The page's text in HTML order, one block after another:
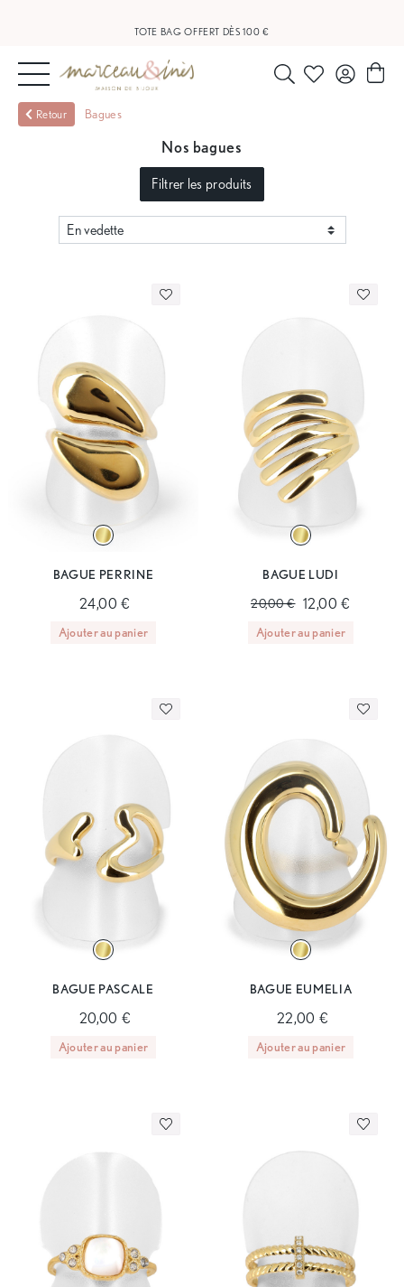
TOTE BAG OFFERT DÈS 100 €
NOUVEAUTÉS
BOUTIQUES
Retour Bagues
Nos bagues
Filtrer les produits
BAGUE PERRINE
24,00 €
Ajouter au panier
BAGUE LUDI
20,00 € 12,00 €
Ajouter au panier
BAGUE PASCALE
20,00 €
Ajouter au panier
BAGUE EUMELIA
22,00 €
Ajouter au panier